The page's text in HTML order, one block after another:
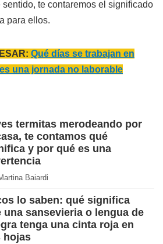
sentido, te contaremos el significado
para ellos.
Qué días se trabajan en
una jornada no laborable
termitas merodeando por
te contamos qué
y por qué es una
Baiardi
lo saben: qué significa
una sansevieria o lengua de
tenga una cinta roja en
hojas